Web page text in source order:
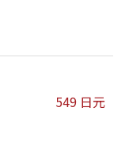
549 日元